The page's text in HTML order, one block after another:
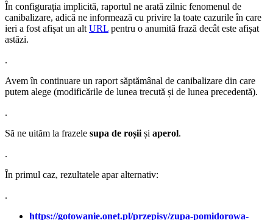
În configurația implicită, raportul ne arată zilnic fenomenul de
canibalizare, adică ne informează cu privire la toate cazurile în care
ieri a fost afișat un alt URL pentru o anumită frază decât este afișat
astăzi.
.
Avem în continuare un raport săptămânal de canibalizare din care
putem alege (modificările de lunea trecută și de lunea precedentă).
.
Să ne uităm la frazele supa de roșii și aperol.
.
În primul caz, rezultatele apar alternativ:
.
https://gotowanie.onet.pl/przepisy/zupa-pomidorowa-